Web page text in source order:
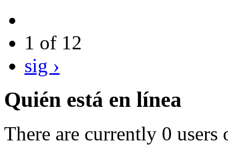
1 of 12
sig ›
Quién está en línea
There are currently 0 users